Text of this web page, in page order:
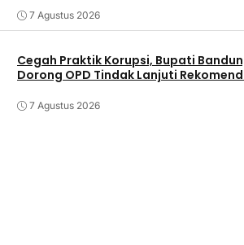
7 Agustus 2026
Cegah Praktik Korupsi, Bupati
Dorong OPD Tindak Lanjuti
7 Agustus 2026